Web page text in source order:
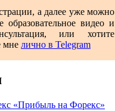
а далее уже можно
образовательное видео и
или хотите
мне лично в Telegram
«Прибыль на Форекс»